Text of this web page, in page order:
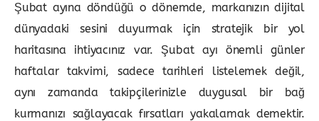
Şubat ayına döndüğü o dönemde, markanızın dijital
dünyadaki sesini duyurmak için stratejik bir yol
haritasına ihtiyacınız var. Şubat ayı önemli günler
haftalar takvimi, sadece tarihleri listelemek değil,
aynı zamanda takipçilerinizle duygusal bir bağ
kurmanızı sağlayacak fırsatları yakalamak demektir.